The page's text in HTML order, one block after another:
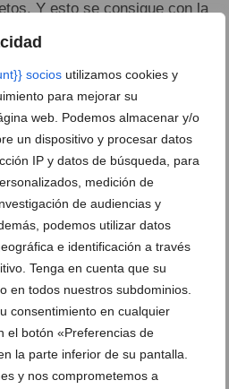
socios utilizamos cookies y
para mejorar su
web. Podemos almacenar y/o
un dispositivo y procesar datos
IP y datos de búsqueda, para
medición de
de audiencias y
podemos utilizar datos
e identificación a través
Tenga en cuenta que su
en todos nuestros subdominios.
consentimiento en cualquier
el botón «Preferencias de
la parte inferior de su pantalla.
y nos comprometemos a
Y esto se consigue con la
de un nuevo paradigma
la acción humana
vitales del conjunto de la
límites biofísicos del planeta»,
es un oxímoron, una
ya ha empezado
como hecho. Se intenta
‘greenwashing’, tiñiendo de
son, según Álvaro: